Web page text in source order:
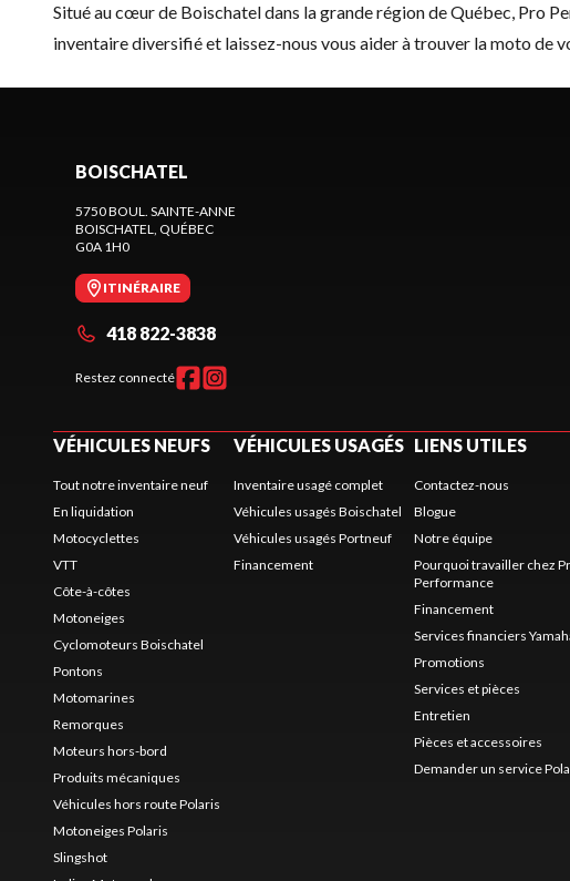
Situé au cœur de Boischatel dans la grande région de Québec, Pro
inventaire diversifié et laissez-nous vous aider à trouver la moto de
BOISCHATEL
5750 BOUL. SAINTE-ANNE
BOISCHATEL, QUÉBEC
G0A 1H0
ITINÉRAIRE
418 822-3838
Restez connecté
VÉHICULES NEUFS
Tout notre inventaire neuf
En liquidation
Motocyclettes
VTT
Côte-à-côtes
Motoneiges
Cyclomoteurs Boischatel
Pontons
Motomarines
Remorques
Moteurs hors-bord
Produits mécaniques
Véhicules hors route Polaris
Motoneiges Polaris
Slingshot
VÉHICULES USAGÉS
Inventaire usagé complet
Véhicules usagés Boischatel
Véhicules usagés Portneuf
Financement
LIENS UTILES
Contactez-nous
Blogue
Notre équipe
Pourquoi travailler chez
Performance
Financement
Services financiers
Promotions
Services et pièces
Entretien
Pièces et accessoires
Demander un service